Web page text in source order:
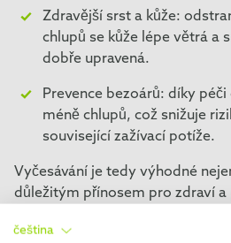
Zdravější srst a kůže:
chlupů se kůže lépe větrá a
dobře upravená.
Prevence bezoárů: díky
méně chlupů, což snižuje
související zažívací potíže.
Vyčesávání je tedy výhodné
důležitým přínosem pro zdraví a
čeština